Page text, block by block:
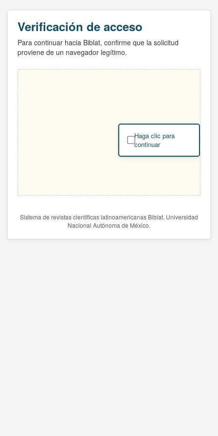
Verificación de acceso
Para continuar hacia Biblat, confirme que la solicitud
proviene de un navegador legítimo.
Haga clic para
continuar
Sistema de revistas científicas latinoamericanas Biblat. Universidad
Nacional Autónoma de México.